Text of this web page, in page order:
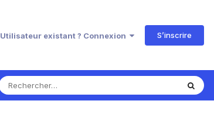
Utilisateur existant ? Connexion S’inscrire